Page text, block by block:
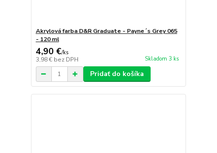
Akrylová farba D&R Graduate - Payne´s Grey 065
- 120 ml
4,90 €/ks
3,98 € bez DPH Skladom 3 ks
Pridať do košíka